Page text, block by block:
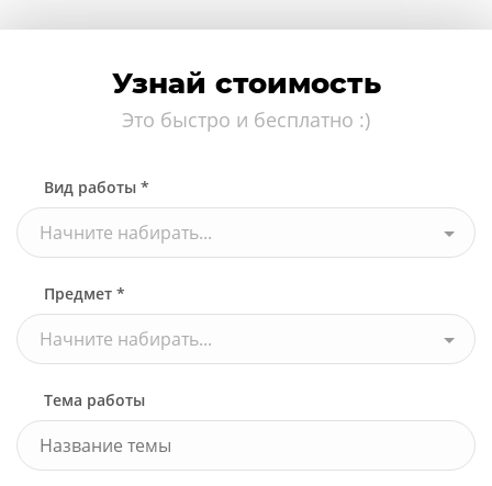
Узнай стоимость
Это быстро и бесплатно :)
Вид работы *
Начните набирать...
Предмет *
Начните набирать...
Тема работы